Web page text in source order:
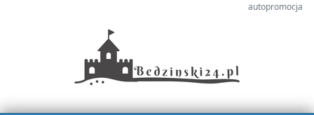
autopromocja